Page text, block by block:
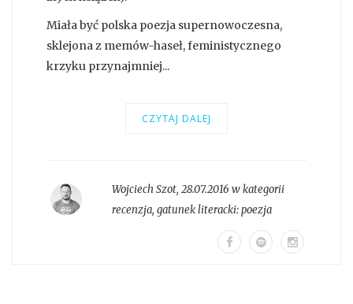
Miała być polska poezja supernowoczesna,
sklejona z memów-haseł, feministycznego
krzyku przynajmniej...
CZYTAJ DALEJ
Wojciech Szot, 28.07.2016 w kategorii
recenzja, gatunek literacki:poezja